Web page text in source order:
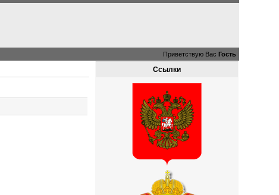
Приветствую Вас Гость
Ссылки